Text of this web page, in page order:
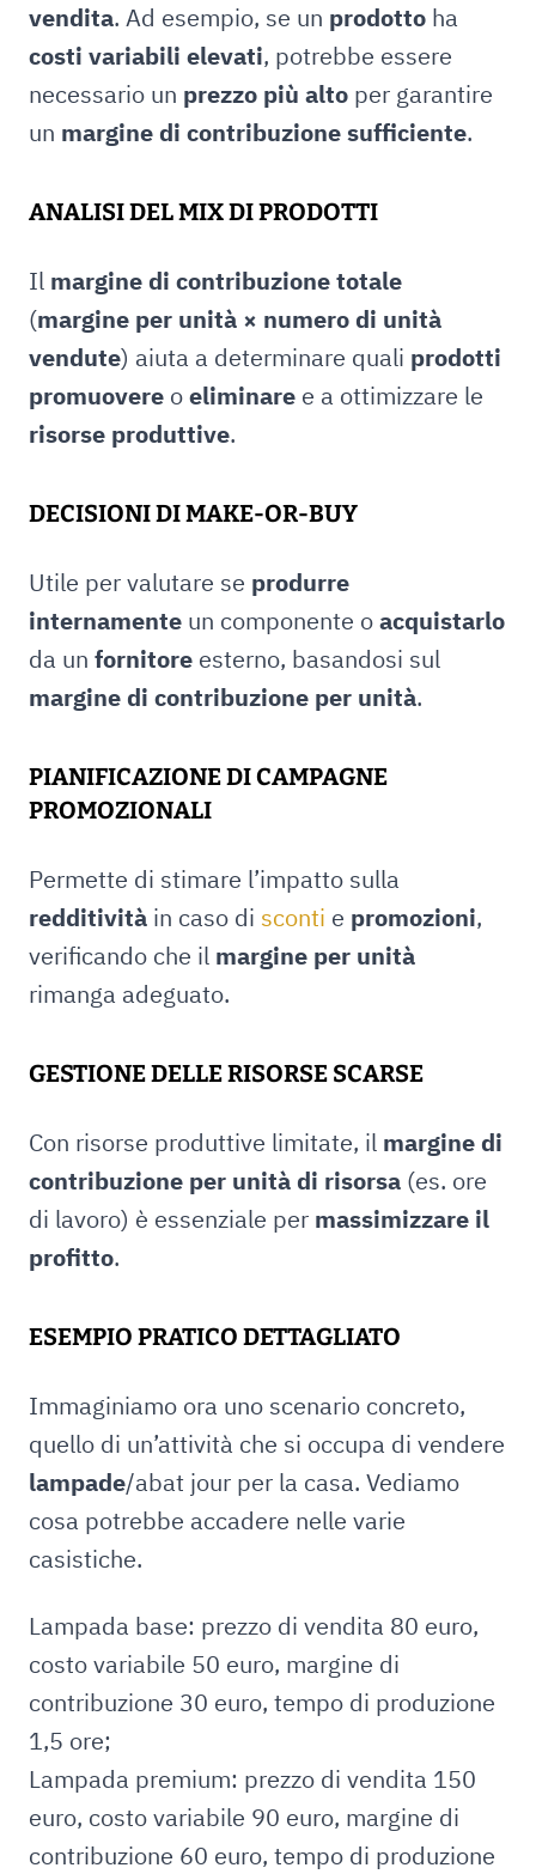
vendita. Ad esempio, se un prodotto ha
costi variabili elevati, potrebbe essere
necessario un prezzo più alto per garantire
un margine di contribuzione sufficiente.
ANALISI DEL MIX DI PRODOTTI
Il margine di contribuzione totale
(margine per unità × numero di unità
vendute) aiuta a determinare quali prodotti
promuovere oeliminare e a ottimizzare le
risorse produttive.
DECISIONI DI MAKE-OR-BUY
Utile per valutare se produrre
internamente un componente oacquistarlo
da un fornitore esterno, basandosi sul
margine di contribuzione per unità.
PIANIFICAZIONE DI CAMPAGNE
PROMOZIONALI
Permette di stimare l’impatto sulla
redditività in caso di sconti e promozioni,
verificando che il margine per unità
rimanga adeguato.
GESTIONE DELLE RISORSE SCARSE
Con risorse produttive limitate, il margine di
contribuzione per unità di risorsa (es. ore
di lavoro) è essenziale per massimizzare il
profitto.
ESEMPIO PRATICO DETTAGLIATO
Immaginiamo ora uno scenario concreto,
quello di un’attività che si occupa di vendere
lampade/abat jour per la casa. Vediamo
cosa potrebbe accadere nelle varie
casistiche.
Lampada base: prezzo di vendita 80 euro,
costo variabile 50 euro, margine di
contribuzione 30 euro, tempo di produzione
1,5 ore;
Lampada premium: prezzo di vendita 150
euro, costo variabile 90 euro, margine di
contribuzione 60 euro, tempo di produzione